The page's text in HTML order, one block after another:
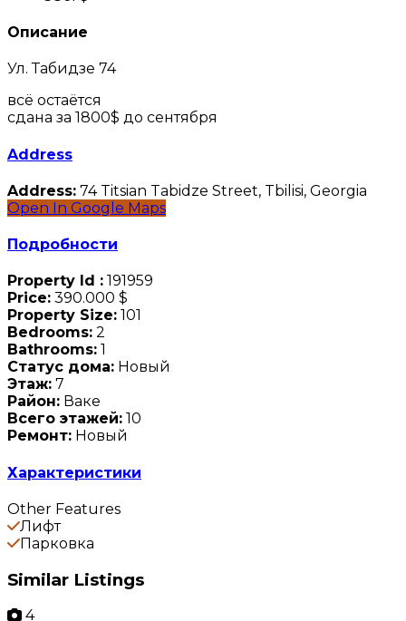
Описание
Ул. Табидзе 74
всё остаётся
сдана за 1800$ до сентября
Address
Address: 74 Titsian Tabidze Street, Tbilisi, Georgia
Open In Google Maps
Подробности
Property Id : 191959
Price: 390.000 $
Property Size: 101
Bedrooms: 2
Bathrooms: 1
Статус дома: Новый
Этаж: 7
Район: Ваке
Всего этажей: 10
Ремонт: Новый
Характеристики
Other Features
Лифт
Парковка
Similar Listings
4